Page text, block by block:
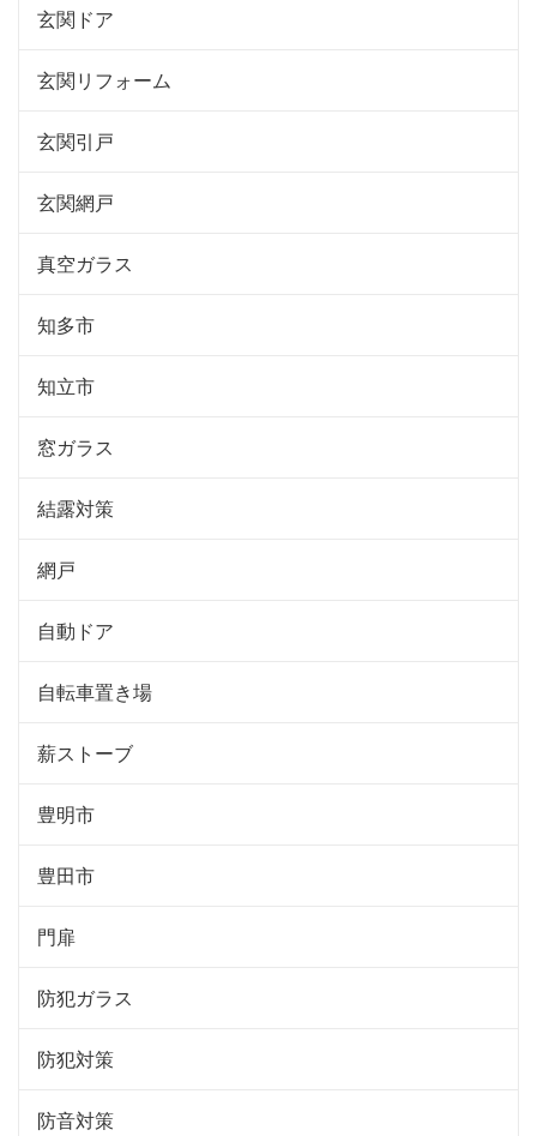
玄関ドア
玄関リフォーム
玄関引戸
玄関網戸
真空ガラス
知多市
知立市
窓ガラス
結露対策
網戸
自動ドア
自転車置き場
薪ストーブ
豊明市
豊田市
門扉
防犯ガラス
防犯対策
防音対策